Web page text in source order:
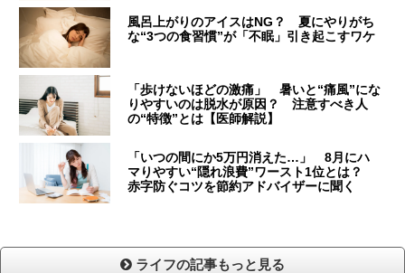
風呂上がりのアイスはNG？ 夏にやりがち
な“3つの食習慣”が「不眠」引き起こすワケ
「歩けないほどの激痛」 暑いと“痛風”にな
りやすいのは脱水が原因？ 注意すべき人
の“特徴”とは【医師解説】
「いつの間にか5万円消えた…」 8月にハ
マりやすい“隠れ浪費”ワースト1位とは？
赤字防ぐコツを節約アドバイザーに聞く
ライフの記事もっと見る